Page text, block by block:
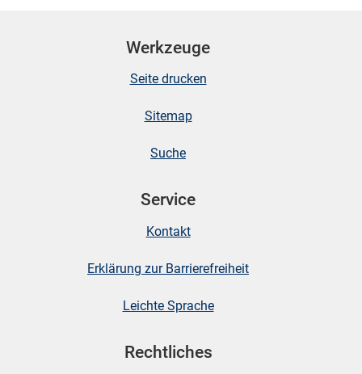
Werkzeuge
Seite drucken
Sitemap
Suche
Service
Kontakt
Erklärung zur Barrierefreiheit
Leichte Sprache
Rechtliches